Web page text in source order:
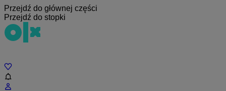
Przejdź do głównej części
Przejdź do stopki